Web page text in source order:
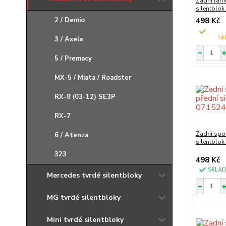
2 / Demio
3 / Axela
5 / Premacy
MX-5 / Miata / Roadster
RX-8 (03-12) SE3P
RX-7
6 / Atenza
323
Mercedes tvrdé silentbloky
MG tvrdé silentbloky
Mini tvrdé silentbloky
silentblok
498 Kč
Zadní
silentblok
498 Kč